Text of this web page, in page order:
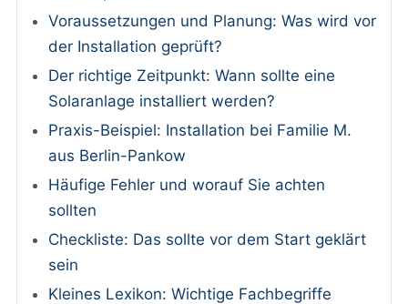
Voraussetzungen und Planung: Was wird vor
der Installation geprüft?
Der richtige Zeitpunkt: Wann sollte eine
Solaranlage installiert werden?
Praxis-Beispiel: Installation bei Familie M.
aus Berlin-Pankow
Häufige Fehler und worauf Sie achten
sollten
Checkliste: Das sollte vor dem Start geklärt
sein
Kleines Lexikon: Wichtige Fachbegriffe